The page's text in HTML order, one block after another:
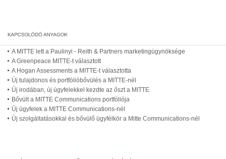
A MITTE lett a Paulinyi - Reith & Partners marketingügynöksége
A Greenpeace MITTE-t választott
A Hogan Assessments a MITTE-t választotta
Új tulajdonos és portfólióbővülés a MITTE-nél
Új irodában, új ügyfelekkel kezdte az őszt a MITTE
Bővült a MITTE Communications portfóliója
Új ügyfelek a MITTE Communications-nél
Új szolgáltatásokkal és bővülő ügyfélkör a Mitte Communications-nél